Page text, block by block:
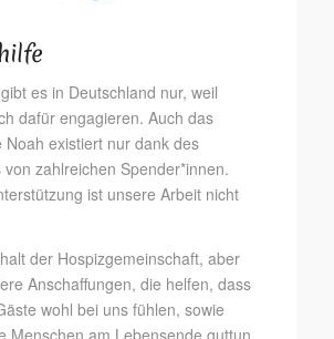
es in Deutschland nur, weil
dafür engagieren. Auch das
Noah existiert nur dank des
zahlreichen Spender*innen.
ist unsere Arbeit nicht
der Hospizgemeinschaft, aber
Anschaffungen, die helfen, dass
wohl bei uns fühlen, sowie
Menschen am Lebensende guttun